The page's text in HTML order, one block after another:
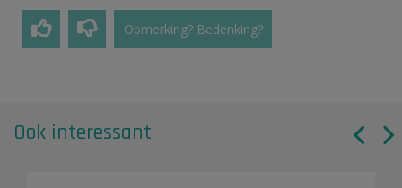
Opmerking? Bedenking?
Ook interessant